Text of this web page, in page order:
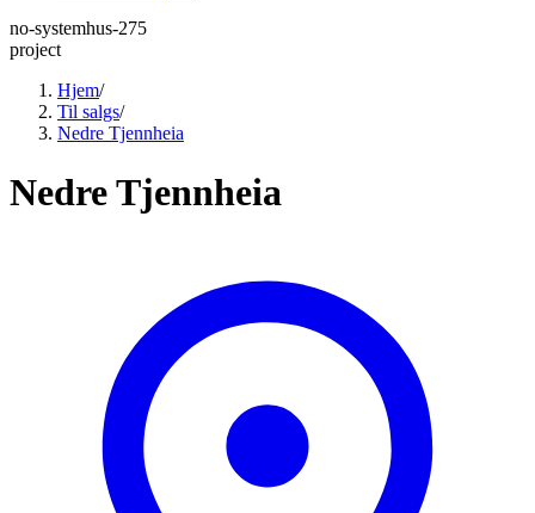
no-systemhus-275
project
Hjem/
Til salgs/
Nedre Tjennheia
Nedre Tjennheia